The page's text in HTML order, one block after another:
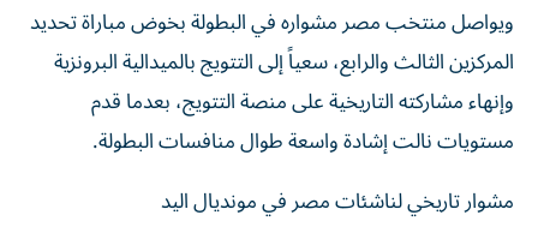
ويواصل منتخب مصر مشواره في البطولة بخوض مباراة تحديد
المركزين الثالث والرابع، سعياً إلى التتويج بالميدالية البرونزية
وإنهاء مشاركته التاريخية على منصة التتويج، بعدما قدم
مستويات نالت إشادة واسعة طوال منافسات البطولة.
مشوار تاريخي لناشئات مصر في مونديال اليد